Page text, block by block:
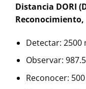
Distancia DORI
Detectar: 2500
Observar:
Reconocer: